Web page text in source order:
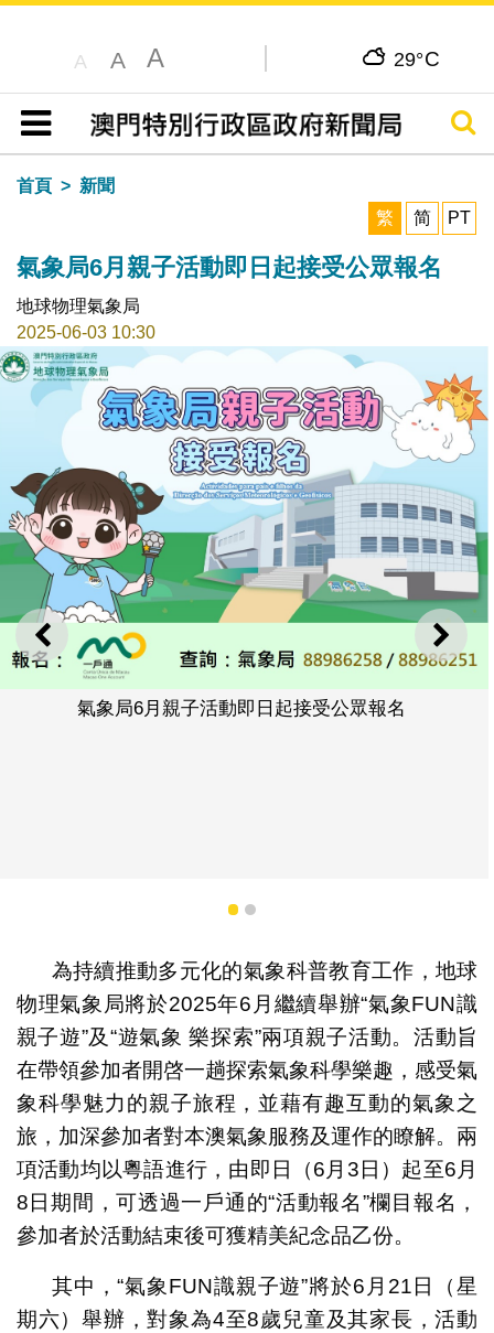
A A A 29°C
目錄
搜尋
首頁
新聞
繁
简 PT
氣象局6月親子活動即日起接受公眾報名
地球物理氣象局
2025-06-03 10:30
上一則 下一
氣象局6月親子活動即日起接受公眾報名
1 2
為持續推動多元化的氣象科普教育工作，地球
物理氣象局將於2025年6月繼續舉辦“氣象FUN識
親子遊”及“遊氣象 樂探索”兩項親子活動。活動旨
在帶領參加者開啓一趟探索氣象科學樂趣，感受氣
象科學魅力的親子旅程，並藉有趣互動的氣象之
旅，加深參加者對本澳氣象服務及運作的瞭解。兩
項活動均以粵語進行，由即日（6月3日）起至6月
8日期間，可透過一戶通的“活動報名”欄目報名，
參加者於活動結束後可獲精美紀念品乙份。
其中，“氣象FUN識親子遊”將於6月21日（星
期六）舉辦，對象為4至8歲兒童及其家長，活動